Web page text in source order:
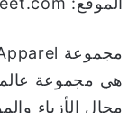
مجموعة Apparel
هي مجموعة
مجال الأزياء